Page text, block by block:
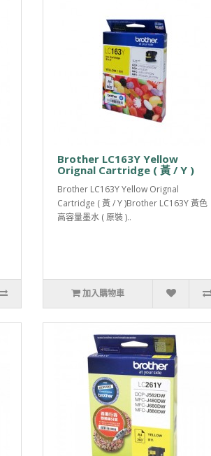
Brother LC163Y Yellow
Orignal Cartridge ( 黃 / Y )
Brother LC163Y Yellow Orignal
Cartridge ( 黃 / Y )Brother LC163Y 黃色
高容量墨水 ( 原裝 )..
加入購物車